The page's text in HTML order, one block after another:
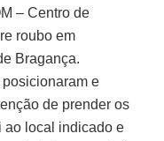
– Centro de
roubo em
Bragança.
e
de prender os
ao local indicado e